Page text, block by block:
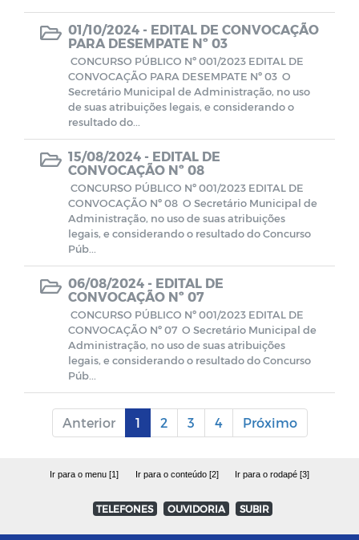
01/10/2024 - EDITAL DE CONVOCAÇÃO
PARA DESEMPATE Nº 03
CONCURSO PÚBLICO Nº 001/2023 EDITAL DE
CONVOCAÇÃO PARA DESEMPATE Nº 03 O
Secretário Municipal de Administração, no uso
de suas atribuições legais, e considerando o
resultado do...
15/08/2024 - EDITAL DE
CONVOCAÇÃO Nº 08
CONCURSO PÚBLICO Nº 001/2023 EDITAL DE
CONVOCAÇÃO Nº 08 O Secretário Municipal de
Administração, no uso de suas atribuições
legais, e considerando o resultado do Concurso
Púb...
06/08/2024 - EDITAL DE
CONVOCAÇÃO Nº 07
CONCURSO PÚBLICO Nº 001/2023 EDITAL DE
CONVOCAÇÃO Nº 07 O Secretário Municipal de
Administração, no uso de suas atribuições
legais, e considerando o resultado do Concurso
Púb...
Anterior 1 2 3 4 Próximo
Ir para o menu [1] Ir para o conteúdo [2] Ir para o rodapé [3]
TELEFONES OUVIDORIA SUBIR